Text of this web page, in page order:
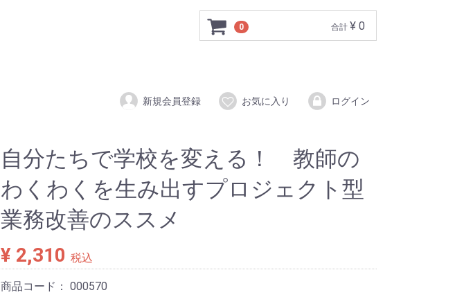
0 合計 ¥ 0
新規会員登録 お気に入り ログイン
自分たちで学校を変える！ 教師の
わくわくを生み出すプロジェクト型
業務改善のススメ
¥ 2,310 税込
商品コード： 000570